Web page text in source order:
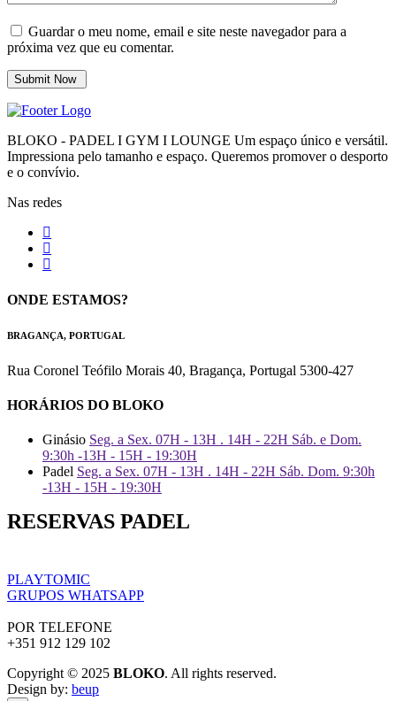
Guardar o meu nome, email e site neste navegador para a
próxima vez que eu comentar.
BLOKO - PADEL I GYM I LOUNGE Um espaço único e versátil.
Impressiona pelo tamanho e espaço. Queremos promover o desporto
e o convívio.
Nas redes
ONDE ESTAMOS?
BRAGANÇA, PORTUGAL
Rua Coronel Teófilo Morais 40, Bragança, Portugal 5300-427
HORÁRIOS DO BLOKO
Ginásio Seg. a Sex. 07H - 13H . 14H - 22H Sáb. e Dom.
9:30h -13H - 15H - 19:30H
Padel Seg. a Sex. 07H - 13H . 14H - 22H Sáb. Dom. 9:30h
-13H - 15H - 19:30H
RESERVAS PADEL
PLAYTOMIC
GRUPOS WHATSAPP
POR TELEFONE
+351 912 129 102
Copyright © 2025 BLOKO. All rights reserved.
Design by: beup